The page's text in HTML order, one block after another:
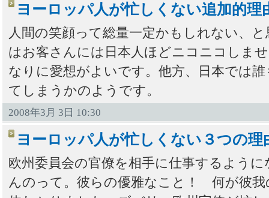
ヨーロッパ人が忙しくない追加的理
人間の笑顔って総量一定かもしれない、
はお客さんには日本人ほどニコニコしま
なりに愛想がよいです。他方、日本では
てしまうかのようです。
2008年3月 3日 10:30
ヨーロッパ人が忙しくない３つの理
欧州委員会の官僚を相手に仕事するよう
んのって。彼らの優雅なこと！ 何が彼